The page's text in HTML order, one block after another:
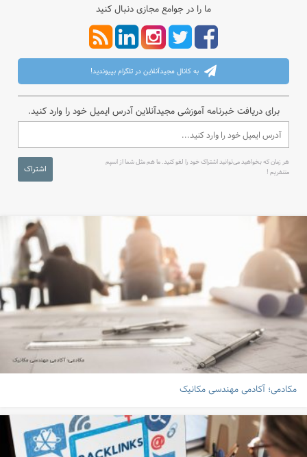
ما را در جوامع مجازی دنبال کنید
به کانال مجیدآنلاین در تلگرام بپیوندید!
برای دریافت خبرنامه آموزشی مجیدآنلاین آدرس ایمیل خود را وارد کنید.
هر زمان که بخواهید می‌توانید اشتراک خود را لغو کنید. ما هم مثل شما از اسپم
متنفریم !
اشتراک
مکادمی؛ آکادمی مهندسی مکانیک